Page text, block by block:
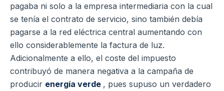
pagaba ni solo a la empresa intermediaria con la cual
se tenía el contrato de servicio, sino también debía
pagarse a la red eléctrica central aumentando con
ello considerablemente la factura de luz.
Adicionalmente a ello, el coste del impuesto
contribuyó de manera negativa a la campaña de
producir energía verde , pues supuso un verdadero